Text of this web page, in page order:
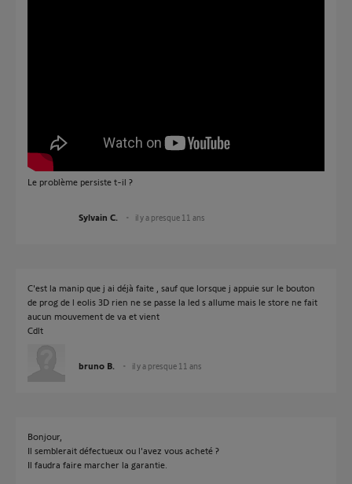
Le problème persiste t-il ?
Sylvain C. il y a presque 11 ans
C'est la manip que j ai déjà faite , sauf que lorsque j appuie sur le bouton
de prog de l eolis 3D rien ne se passe la led s allume mais le store ne fait
aucun mouvement de va et vient
Cdlt
bruno B. il y a presque 11 ans
Bonjour,
Il semblerait défectueux ou l'avez vous acheté ?
Il faudra faire marcher la garantie.